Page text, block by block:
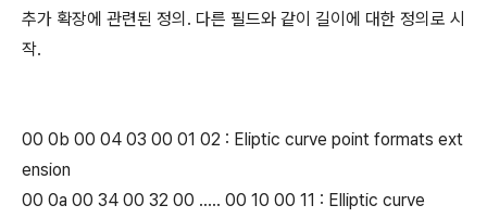
추가 확장에 관련된 정의. 다른 필드와 같이 길이에 대한 정의로 시
작.
00 0b 00 04 03 00 01 02 : Eliptic curve point formats ext
ension
00 0a 00 34 00 32 00 ..... 00 10 00 11 : Elliptic curve